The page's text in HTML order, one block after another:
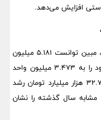
افزایش می‌دهد.
در شش‌ماهه نخست سال مالی جاری، مبین توانست 5.181 میلیون
واحد محصول تولید کند و فروش خود را به 3.473 میلیون واحد
برساند. مبلغ فروش نیز با ثبت رقم 32.7 هزار میلیارد تومان رشد
مدت مشابه سال گذشته را نشان